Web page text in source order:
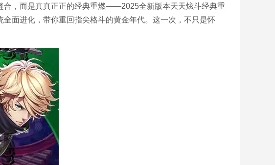
合，而是真真正正的经典重燃——2025全新版本天天炫斗经典重
面进化，带你重回指尖格斗的黄金年代。这一次，不只是怀